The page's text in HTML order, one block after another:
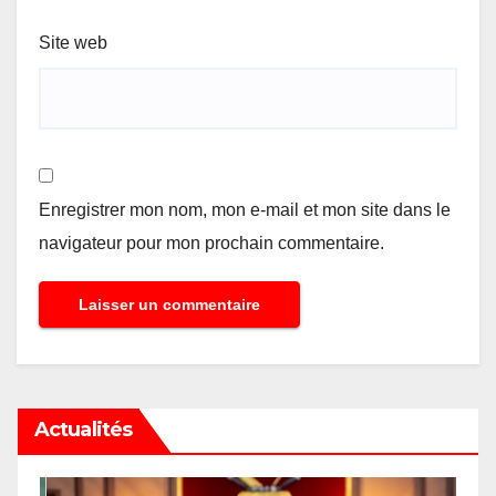
Site web
Enregistrer mon nom, mon e-mail et mon site dans le
navigateur pour mon prochain commentaire.
Actualités